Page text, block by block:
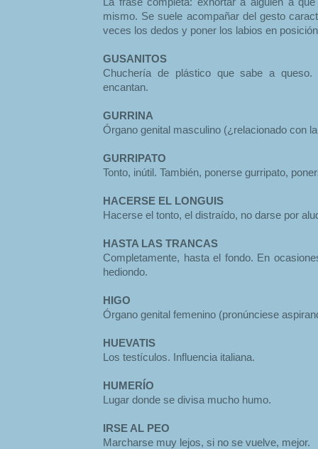
mismo. Se suele acompañar del gesto
veces los dedos y poner los labios en
GUSANITOS
Chuchería de plástico que sabe a
encantan.
GURRINA
Órgano genital masculino (¿relacionado con
GURRIPATO
Tonto, inútil. También, ponerse gurripato,
HACERSE EL LONGUIS
Hacerse el tonto, el distraído, no darse por
HASTA LAS TRANCAS
Completamente, hasta el fondo. En
hediondo.
HIGO
Órgano genital femenino (pronúnciese
HUEVATIS
Los testículos. Influencia italiana.
HUMERÍO
Lugar donde se divisa mucho humo.
IRSE AL PEO
Marcharse muy lejos, si no se vuelve, mejor.